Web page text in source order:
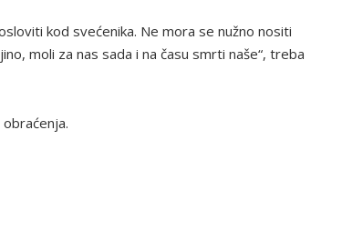
kod svećenika. Ne mora se nužno nositi
moli za nas sada i na času smrti naše“, treba